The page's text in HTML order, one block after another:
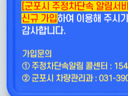
운전자
휴무)